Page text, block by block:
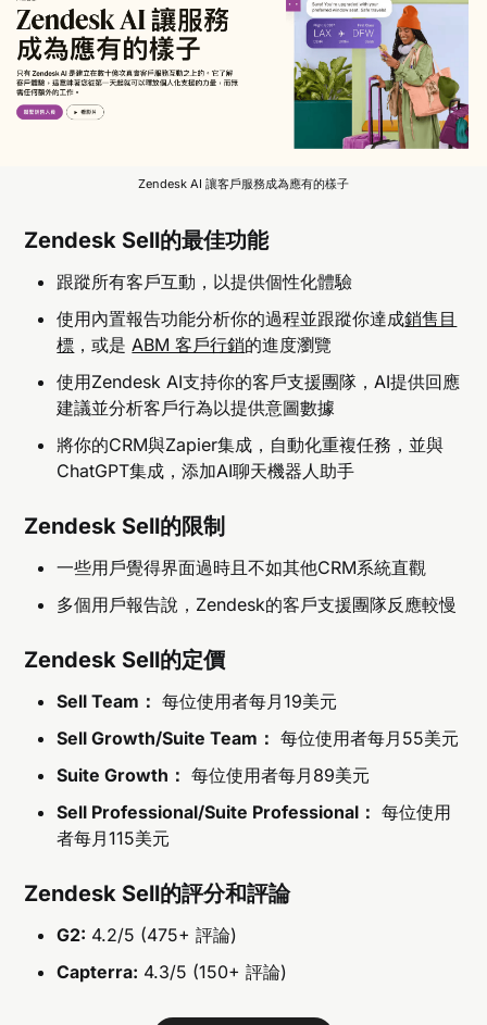
Zendesk AI 讓客戶服務成為應有的樣子
Zendesk Sell的最佳功能
跟蹤所有客戶互動，以提供個性化體驗
使用內置報告功能分析你的過程並跟蹤你達成銷售目
標 ，或是ABM 客戶行銷的進度瀏覽
使用Zendesk AI支持你的客戶支援團隊，AI提供回應
建議並分析客戶行為以提供意圖數據
將你的CRM與Zapier集成，自動化重複任務，並與
ChatGPT集成，添加AI聊天機器人助手
Zendesk Sell的限制
一些用戶覺得界面過時且不如其他CRM系統直觀
多個用戶報告說，Zendesk的客戶支援團隊反應較慢
Zendesk Sell的定價
Sell Team： 每位使用者每月19美元
Sell Growth/Suite Team： 每位使用者每月55美元
Suite Growth： 每位使用者每月89美元
Sell Professional/Suite Professional： 每位使用
者每月115美元
Zendesk Sell的評分和評論
G2: 4.2/5 (475+ 評論)
Capterra: 4.3/5 (150+ 評論)